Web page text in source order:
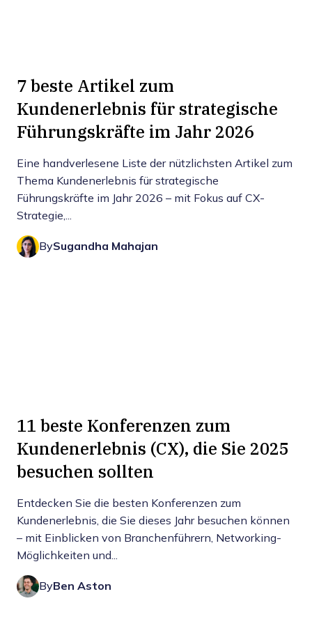
7 beste Artikel zum
Kundenerlebnis für strategische
Führungskräfte im Jahr 2026
Eine handverlesene Liste der nützlichsten Artikel zum
Thema Kundenerlebnis für strategische
Führungskräfte im Jahr 2026 – mit Fokus auf CX-
Strategie,...
BySugandha Mahajan
11 beste Konferenzen zum
Kundenerlebnis (CX), die Sie 2025
besuchen sollten
Entdecken Sie die besten Konferenzen zum
Kundenerlebnis, die Sie dieses Jahr besuchen können
– mit Einblicken von Branchenführern, Networking-
Möglichkeiten und...
ByBen Aston